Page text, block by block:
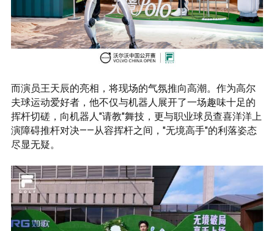
而演员王天辰的亮相，将现场的气氛推向高潮。作为高尔
夫球运动爱好者，他不仅与机器人展开了一场趣味十足的
挥杆切磋，向机器人"请教"舞技，更与职业球员查喜洋洋上
演障碍推杆对决——从容挥杆之间，"无境高手"的利落姿态
尽显无疑。